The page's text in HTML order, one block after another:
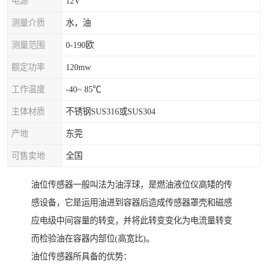
测量介质 水，油
测量范围 0-190欧
额定功率 120mw
工作温度 -40~ 85℃
主体材质 不锈钢SUS316或SUS304
产地 东莞
可售卖地 全国
油位传感器一般叫法为油浮球，是燃油液位仪高矮的传
感设备，它是运用油进到容器后造成传感器罩壳和磁感
应电级中间容量的转变，并将此转变变化为电流量转变
而检验油在容器内部位(高宽比)。
油位传感器所具备的优势：